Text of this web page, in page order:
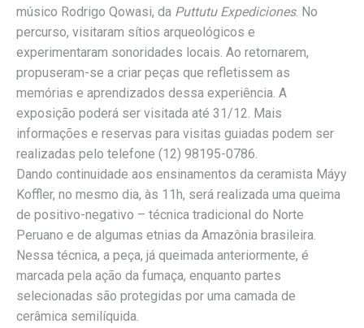
músico Rodrigo Qowasi, da Puttutu Expediciones. No
percurso, visitaram sítios arqueológicos e
experimentaram sonoridades locais. Ao retornarem,
propuseram-se a criar peças que refletissem as
memórias e aprendizados dessa experiência. A
exposição poderá ser visitada até 31/12. Mais
informações e reservas para visitas guiadas podem ser
realizadas pelo telefone (12) 98195-0786.
Dando continuidade aos ensinamentos da ceramista Máyy
Koffler, no mesmo dia, às 11h, será realizada uma queima
de positivo-negativo – técnica tradicional do Norte
Peruano e de algumas etnias da Amazônia brasileira.
Nessa técnica, a peça, já queimada anteriormente, é
marcada pela ação da fumaça, enquanto partes
selecionadas são protegidas por uma camada de
cerâmica semilíquida.